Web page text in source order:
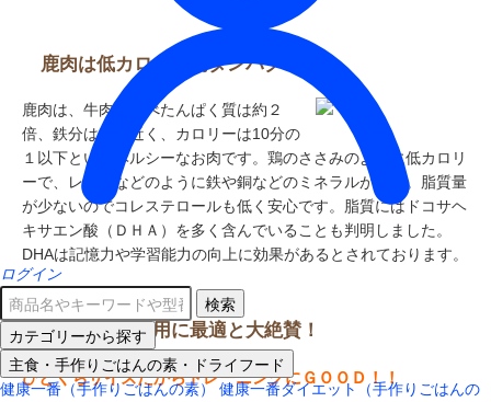
ログイン
検索
カテゴリーから探す
主食・手作りごはんの素・ドライフード
健康一番（手作りごはんの素） 健康一番ダイエット（手作りごはんの
鹿肉は低カロリー高タンパク
鹿肉は、牛肉に比べたんぱく質は約２
倍、鉄分は９倍近く、カロリーは10分の
１以下というヘルシーなお肉です。鶏のささみのように低カロリ
ーで、レバーなどのように鉄や銅などのミネラルが豊富。脂質量
が少ないのでコレステロールも低く安心です。脂質にはドコサヘ
キサエン酸（ＤＨＡ）を多く含んでいることも判明しました。
DHAは記憶力や学習能力の向上に効果があるとされております。
トレーニング用に最適と大絶賛！
ひとくちサイズだからトレーニングにＧＯＯＤ！！